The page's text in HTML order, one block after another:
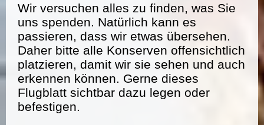
Wir versuchen alles zu finden, was Sie
uns spenden. Natürlich kann es
passieren, dass wir etwas übersehen.
Daher bitte alle Konserven offensichtlich
platzieren, damit wir sie sehen und auch
erkennen können. Gerne dieses
Flugblatt sichtbar dazu legen oder
befestigen.